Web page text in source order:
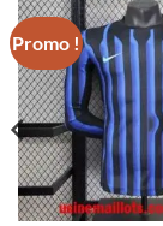
Promo !